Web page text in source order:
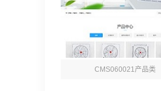
CMS060021产品类